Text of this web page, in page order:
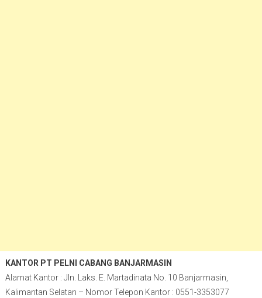
KANTOR PT PELNI CABANG BANJARMASIN
Alamat Kantor : Jln. Laks. E. Martadinata No. 10 Banjarmasin,
Kalimantan Selatan – Nomor Telepon Kantor : 0551-3353077